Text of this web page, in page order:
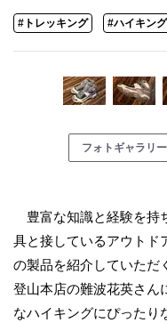
#トレッキング #ハイキング
フォトギャラリ
豊富な知識と経験を持
具と接しているアウトド
の製品を紹介していただ
登山本店の難波花英さん
なハイキングにぴったり